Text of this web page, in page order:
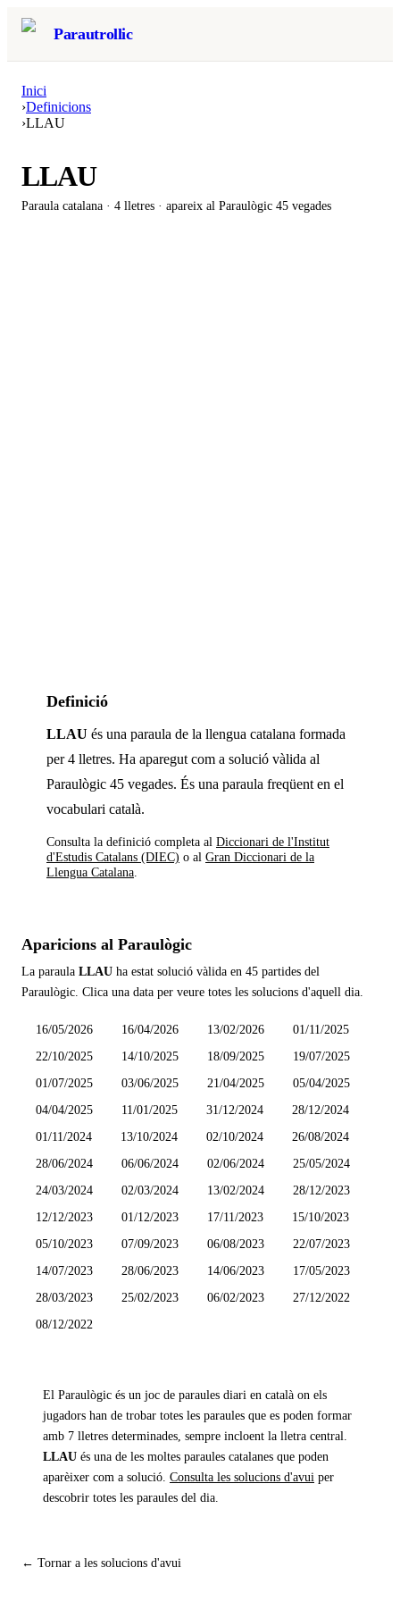
Parautrollic
Inici
›Definicions
›LLAU
LLAU
Paraula catalana · 4 lletres · apareix al Paraulògic 45 vegades
Definició
LLAU és una paraula de la llengua catalana formada
per 4 lletres. Ha aparegut com a solució vàlida al
Paraulògic 45 vegades. És una paraula freqüent en el
vocabulari català.
Consulta la definició completa al Diccionari de l'Institut
d'Estudis Catalans (DIEC) o al Gran Diccionari de la
Llengua Catalana
Aparicions al Paraulògic
La paraula LLAU ha estat solució vàlida en 45 partides del
Paraulògic. Clica una data per veure totes les solucions d'aquell dia.
16/05/2026 16/04/2026 13/02/2026
01/11/2025
22/10/2025
14/10/2025 18/09/2025
19/07/2025
01/07/2025
03/06/2025 21/04/2025
05/04/2025
04/04/2025
11/01/2025 31/12/2024
28/12/2024
01/11/2024
13/10/2024 02/10/2024
26/08/2024
28/06/2024
06/06/2024 02/06/2024
25/05/2024
24/03/2024
02/03/2024 13/02/2024
28/12/2023
12/12/2023
01/12/2023 17/11/2023
15/10/2023
05/10/2023
07/09/2023 06/08/2023
22/07/2023
14/07/2023
28/06/2023 14/06/2023
17/05/2023
28/03/2023
25/02/2023 06/02/2023
27/12/2022
08/12/2022
El Paraulògic és un joc de paraules diari en català on els
jugadors han de trobar totes les paraules que es poden formar
amb 7 lletres determinades, sempre incloent la lletra central.
LLAU és una de les moltes paraules catalanes que poden
aparèixer com a solució. Consulta les solucions d'avui per
descobrir totes les paraules del dia.
← Tornar a les solucions d'avui